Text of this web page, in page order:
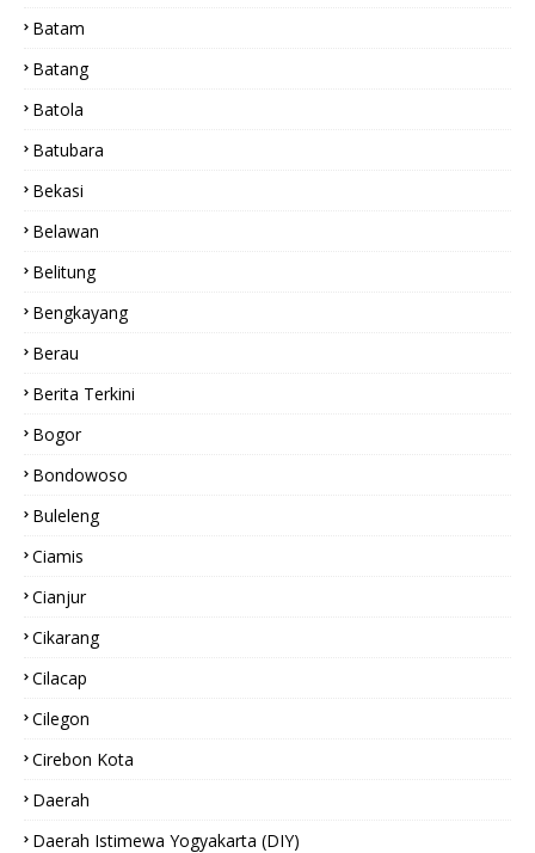
Batam
Batang
Batola
Batubara
Bekasi
Belawan
Belitung
Bengkayang
Berau
Berita Terkini
Bogor
Bondowoso
Buleleng
Ciamis
Cianjur
Cikarang
Cilacap
Cilegon
Cirebon Kota
Daerah
Daerah Istimewa Yogyakarta (DIY)